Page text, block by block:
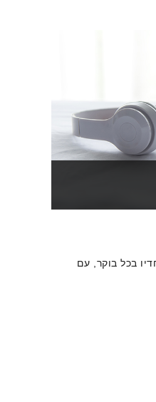
בכל בוקר, עם